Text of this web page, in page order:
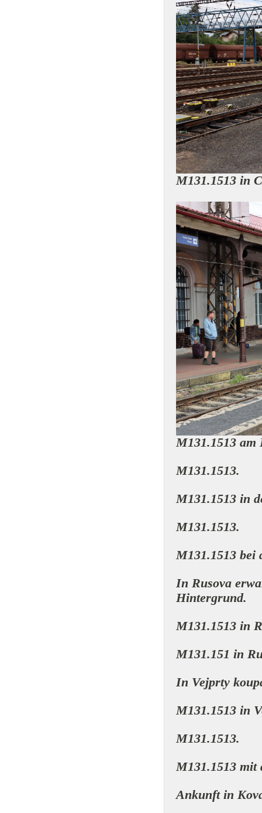
M131.1513 in
M131.1513 am
M131.1513.
M131.1513 in
M131.1513.
M131.1513 bei
In Rusova
Hintergrund.
M131.1513 in
M131.151 in
In Vejprty
M131.1513 in
M131.1513.
M131.1513
Ankunft in